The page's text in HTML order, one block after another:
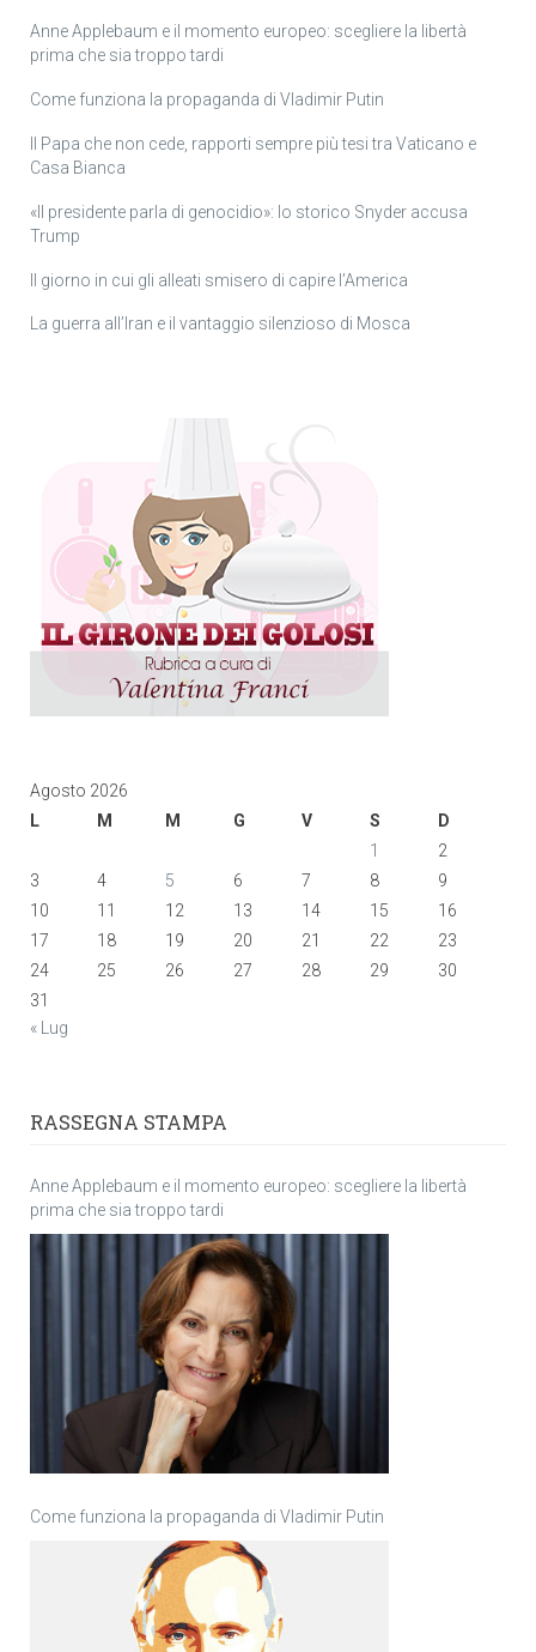
Anne Applebaum e il momento europeo: scegliere la libertà
prima che sia troppo tardi
Come funziona la propaganda di Vladimir Putin
Il Papa che non cede, rapporti sempre più tesi tra Vaticano e
Casa Bianca
«Il presidente parla di genocidio»: lo storico Snyder accusa
Trump
Il giorno in cui gli alleati smisero di capire l’America
La guerra all’Iran e il vantaggio silenzioso di Mosca
Agosto 2026
L
M M G V S
D
1
2
3
4 5 6 7 8
9
10
11 12 13 14 15
16
17
18 19 20 21 22
23
24
25 26 27 28 29
30
31
« Lug
RASSEGNA STAMPA
Anne Applebaum e il momento europeo: scegliere la libertà
prima che sia troppo tardi
Come funziona la propaganda di Vladimir Putin